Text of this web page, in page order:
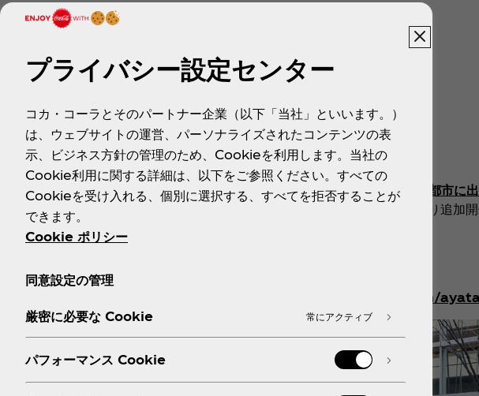
特典内容：「綾鷹」 650ml PET 1本 無料クーポン
※利用期間：2026年7月7日（火）～7月13日（月）
※レシート合算可能
※詳しくはアプリ内キャンペーンタブをご覧ください
※ギフト·予約·Webでの融入商品は対象外です
「おにぎり食堂 綾鷹屋」がキッチンカーになって5月18日（月）より全国5都市に出
「綾鷹」とおにぎりを楽しんでいただくキャンペーンを5月18日（月）より追加
案する「おにぎり食堂 綾鷹屋」キッチンカーも全国巡業をスタートします。
詳細は、「綾鷹」のキャンペーンサイトをご覧ください。
https://www.coca-cola.com/jp/ja/brands/ayataka/campaign/
プライバシー設定センター
コカ・コーラとそのパートナー企業（以下「当社」といいます。）
は、ウェブサイトの運営、パーソナライズされたコンテンツの表
示、ビジネス方針の管理のため、Cookieを利用します。当社の
Cookie利用に関する詳細は、以下をご参照ください。すべての
Cookieを受け入れる、個別に選択する、すべてを拒否することが
できます。
Cookie ポリシー
同意設定の管理
厳密に必要な Cookie 常にアクティブ
パフォーマンス Cookie